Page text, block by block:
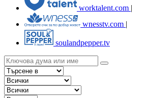
worktalent.com |
wnesstv.com |
soulandpepper.tv